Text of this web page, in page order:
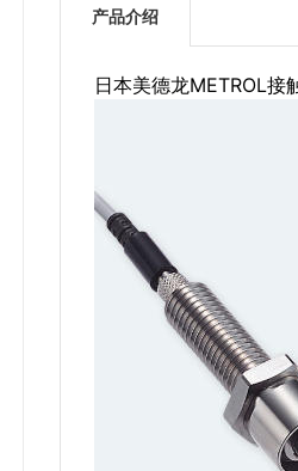
产品介绍
日本美德龙METROL接